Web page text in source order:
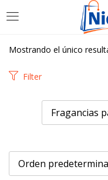
INICIAR
Introduzca su nombre de
Por favor, introduce una
Mostrando el único
Filter
Fragancias
Orden